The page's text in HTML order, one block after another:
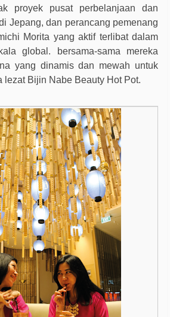
proyek pusat perbelanjaan dan
Jepang, dan perancang pemenang
Morita yang aktif terlibat dalam
global. bersama-sama mereka
yang dinamis dan mewah untuk
lezat Bijin Nabe Beauty Hot Pot.